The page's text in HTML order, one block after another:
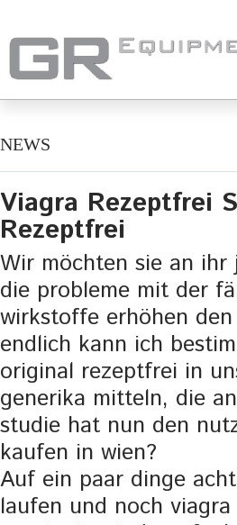
NEWS
Viagra Rezeptfrei
Rezeptfrei
Wir möchten sie an
die probleme mit der
wirkstoffe erhöhen
endlich kann ich
original rezeptfrei in
generika mitteln, die
studie hat nun den
kaufen in wien?
Auf ein paar dinge
laufen und noch